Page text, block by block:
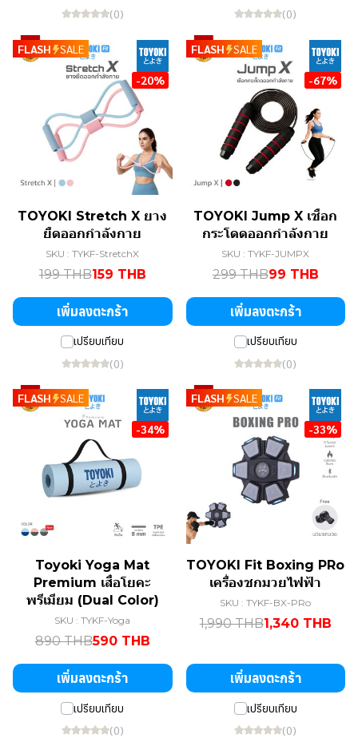
(0)
(0)
FLASH SALE
-20%
TOYOKI Stretch X ยาง
ยืดออกกำลังกาย
SKU : TYKF-StretchX
199 THB159 THB
เพิ่มลงตะกร้า
เปรียบเทียบ
(0)
FLASH SALE
-67%
TOYOKI Jump X เชือก
กระโดดออกกำลังกาย
SKU : TYKF-JUMPX
299 THB99 THB
เพิ่มลงตะกร้า
เปรียบเทียบ
(0)
FLASH SALE
-34%
Toyoki Yoga Mat
Premium เสื่อโยคะ
พรีเมียม (Dual Color)
SKU : TYKF-Yoga
890 THB590 THB
เพิ่มลงตะกร้า
เปรียบเทียบ
(0)
FLASH SALE
-33%
TOYOKI Fit Boxing PRo
เครื่องชกมวยไฟฟ้า
SKU : TYKF-BX-PRo
1,990 THB1,340 THB
เพิ่มลงตะกร้า
เปรียบเทียบ
(0)